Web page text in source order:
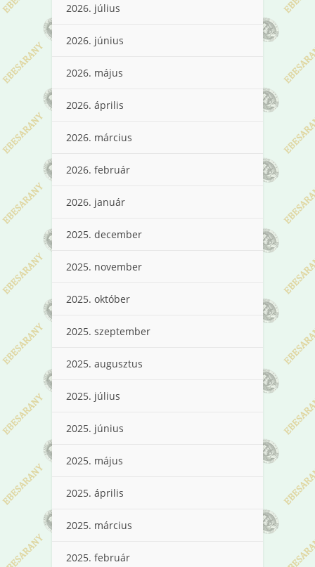
2026. július
2026. június
2026. május
2026. április
2026. március
2026. február
2026. január
2025. december
2025. november
2025. október
2025. szeptember
2025. augusztus
2025. július
2025. június
2025. május
2025. április
2025. március
2025. február